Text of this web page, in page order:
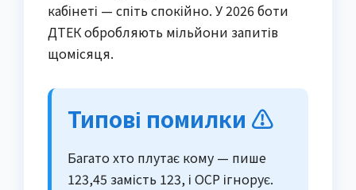
кабінеті — спіть спокійно. У 2026 боти
ДТЕК обробляють мільйони запитів
щомісяця.
Типові помилки ⚠️
Багато хто плутає кому — пише
123,45 замість 123, і ОСР ігнорує.